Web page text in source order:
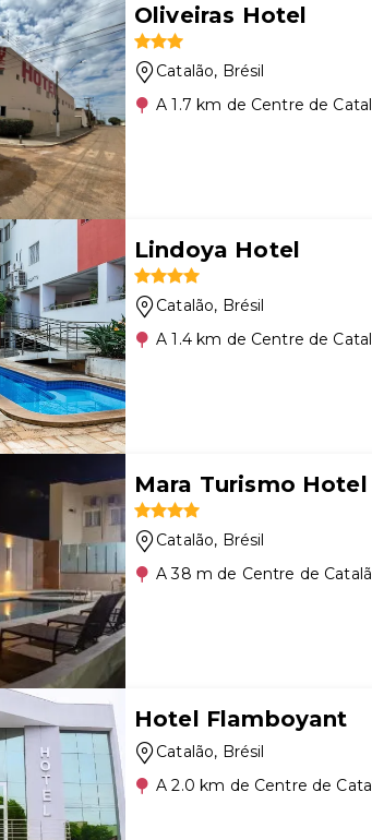
Oliveiras Hotel
Catalão, Brésil
A 1.7 km de Centre de
Lindoya Hotel
Catalão, Brésil
A 1.4 km de Centre de
Mara Turismo Hotel
Catalão, Brésil
A 38 m de Centre de
Hotel Flamboyant
Catalão, Brésil
A 2.0 km de Centre de